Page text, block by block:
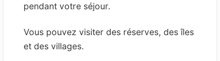
pendant votre séjour.
Vous pouvez visiter des réserves, des îles
et des villages.